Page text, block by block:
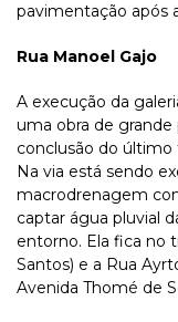
pavimentação após
Rua Manoel Gajo
A execução da
uma obra de
conclusão do último
Na via está sendo
macrodrenagem
captar água pluvial
entorno. Ela fica no
Santos) e a Rua
Avenida Thomé de